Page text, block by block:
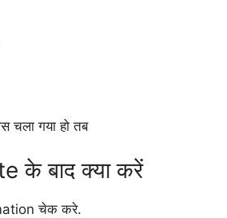
चला गया हो तब
के बाद क्या करें
चेक करे.